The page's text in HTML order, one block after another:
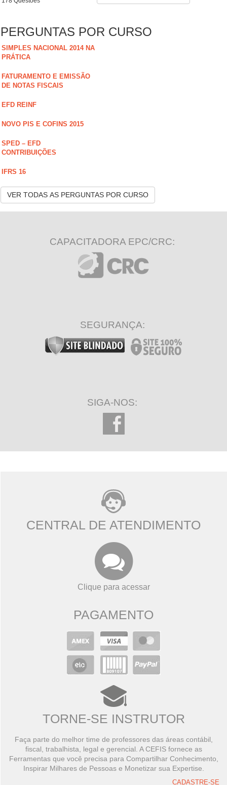
PERGUNTAS POR CURSO
SIMPLES NACIONAL 2014 NA
PRÁTICA
FATURAMENTO E EMISSÃO
DE NOTAS FISCAIS
EFD REINF
NOVO PIS E COFINS 2015
SPED – EFD
CONTRIBUIÇÕES
IFRS 16
VER TODAS AS PERGUNTAS POR CURSO
CAPACITADORA EPC/CRC:
SEGURANÇA:
SIGA-NOS:
CENTRAL DE ATENDIMENTO
Clique para acessar
PAGAMENTO
TORNE-SE INSTRUTOR
Faça parte do melhor time de professores das áreas contábil,
fiscal, trabalhista, legal e gerencial. A CEFIS fornece as
Ferramentas que você precisa para Compartilhar Conhecimento,
Inspirar Milhares de Pessoas e Monetizar sua Expertise.
CADASTRE-SE